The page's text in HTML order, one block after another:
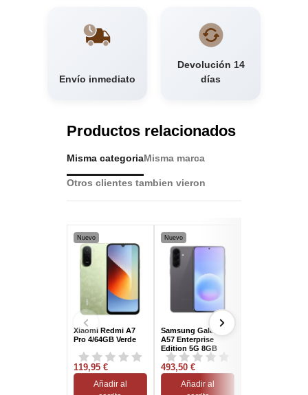
Envío inmediato
Devolución 14
días
Productos relacionados
Misma categoriaMisma marca
Otros clientes tambien vieron
Nuevo
Xiaomi Redmi A7
Pro 4/64GB Verde
119,95 €
Añadir al
Nuevo
Samsung Galaxy
A57 Enterprise
Edition 5G 8GB
256GB 6,7" Gris
Versión
Internacional
493,50 €
Añadir al